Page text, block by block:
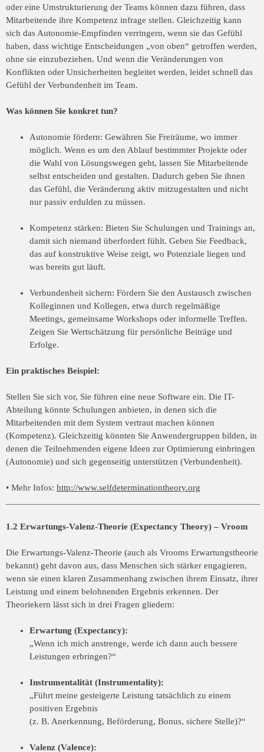
oder eine Umstrukturierung der Teams können dazu führen, dass
Mitarbeitende ihre Kompetenz infrage stellen. Gleichzeitig kann
sich das Autonomie-Empfinden verringern, wenn sie das Gefühl
haben, dass wichtige Entscheidungen „von oben“ getroffen werden,
ohne sie einzubeziehen. Und wenn die Veränderungen von
Konflikten oder Unsicherheiten begleitet werden, leidet schnell das
Gefühl der Verbundenheit im Team.
Was können Sie konkret tun?
Autonomie fördern: Gewähren Sie Freiräume, wo immer
möglich. Wenn es um den Ablauf bestimmter Projekte oder
die Wahl von Lösungswegen geht, lassen Sie Mitarbeitende
selbst entscheiden und gestalten. Dadurch geben Sie ihnen
das Gefühl, die Veränderung aktiv mitzugestalten und nicht
nur passiv erdulden zu müssen.
Kompetenz stärken: Bieten Sie Schulungen und Trainings an,
damit sich niemand überfordert fühlt. Geben Sie Feedback,
das auf konstruktive Weise zeigt, wo Potenziale liegen und
was bereits gut läuft.
Verbundenheit sichern: Fördern Sie den Austausch zwischen
Kolleginnen und Kollegen, etwa durch regelmäßige
Meetings, gemeinsame Workshops oder informelle Treffen.
Zeigen Sie Wertschätzung für persönliche Beiträge und
Erfolge.
Ein praktisches Beispiel:
Stellen Sie sich vor, Sie führen eine neue Software ein. Die IT-
Abteilung könnte Schulungen anbieten, in denen sich die
Mitarbeitenden mit dem System vertraut machen können
(Kompetenz). Gleichzeitig könnten Sie Anwendergruppen bilden, in
denen die Teilnehmenden eigene Ideen zur Optimierung einbringen
(Autonomie) und sich gegenseitig unterstützen (Verbundenheit).
• Mehr Infos: http://www.selfdeterminationtheory.org
1.2 Erwartungs-Valenz-Theorie (Expectancy Theory) – Vroom
Die Erwartungs-Valenz-Theorie (auch als Vrooms Erwartungstheorie
bekannt) geht davon aus, dass Menschen sich stärker engagieren,
wenn sie einen klaren Zusammenhang zwischen ihrem Einsatz, ihrer
Leistung und einem belohnenden Ergebnis erkennen. Der
Theoriekern lässt sich in drei Fragen gliedern:
Erwartung (Expectancy):
„Wenn ich mich anstrenge, werde ich dann auch bessere
Leistungen erbringen?“
Instrumentalität (Instrumentality):
„Führt meine gesteigerte Leistung tatsächlich zu einem
positiven Ergebnis
(z. B. Anerkennung, Beförderung, Bonus, sichere Stelle)?“
Valenz (Valence):